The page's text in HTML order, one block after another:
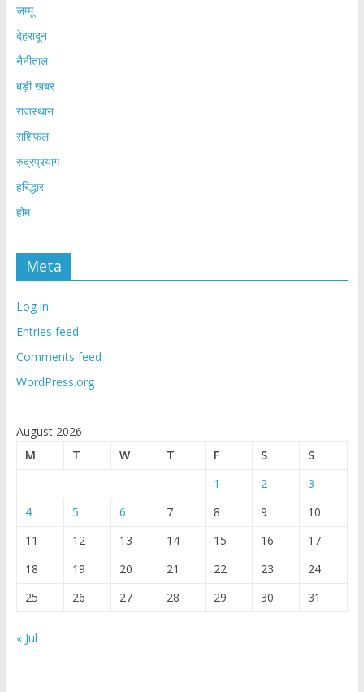
जम्मू
देहरादून
नैनीताल
बड़ी खबर
राजस्थान
राशिफल
रुद्रप्रयाग
हरिद्धार
होम
Meta
Log in
Entries feed
Comments feed
WordPress.org
August 2026
M
T W T F S
S
1
2
3
4
5 6 7 8 9
10
11
12 13 14 15 16
17
18
19 20 21 22 23
24
25
26 27 28 29 30 31
« Jul